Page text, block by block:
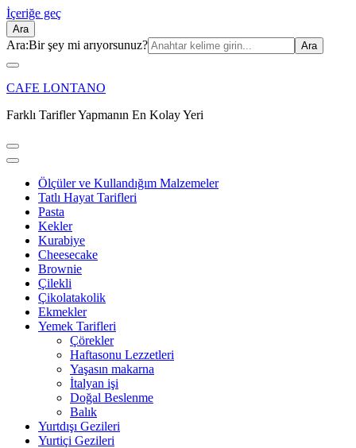
İçeriğe geç
Ara
Ara:Bir şey mi arıyorsunuz?
CAFE LONTANO
Farklı Tarifler Yapmanın En Kolay Yeri
Ölçüler ve Kullandığım Malzemeler
Tatlı Hayat Tarifleri
Pasta
Kekler
Kurabiye
Cheesecake
Brownie
Çilekli
Çikolatakolik
Ekmekler
Yemek Tarifleri
Çörekler
Haftasonu Lezzetleri
Yaşasın makarna
İtalyan işi
Doğal Beslenme
Balık
Yurtdışı Gezileri
Yurtiçi Gezileri